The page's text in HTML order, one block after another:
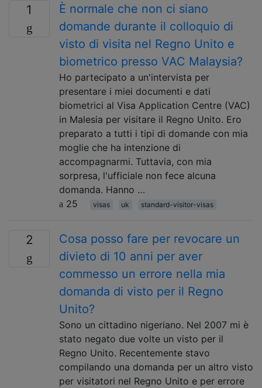
1
È normale che non ci siano
domande durante il colloquio di
visto di visita nel Regno Unito e
biometrico presso VAC Malaysia?
Ho partecipato a un'intervista per
presentare i miei documenti e dati
biometrici al Visa Application Centre (VAC)
in Malesia per visitare il Regno Unito. Ero
preparato a tutti i tipi di domande con mia
moglie che ha intenzione di
accompagnarmi. Tuttavia, con mia
sorpresa, l'ufficiale non fece alcuna
domanda. Hanno …
25
visas uk standard-visitor-visas
2
Cosa posso fare per revocare un
divieto di 10 anni per aver
commesso un errore nella mia
domanda di visto per il Regno
Unito?
Sono un cittadino nigeriano. Nel 2007 mi è
stato negato due volte un visto per il
Regno Unito. Recentemente stavo
compilando una domanda per un altro visto
per visitatori nel Regno Unito e per errore